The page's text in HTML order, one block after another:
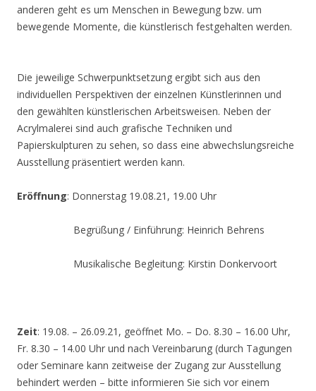
anderen geht es um Menschen in Bewegung bzw. um
bewegende Momente, die künstlerisch festgehalten werden.
Die jeweilige Schwerpunktsetzung ergibt sich aus den
individuellen Perspektiven der einzelnen Künstlerinnen und
den gewählten künstlerischen Arbeitsweisen. Neben der
Acrylmalerei sind auch grafische Techniken und
Papierskulpturen zu sehen, so dass eine abwechslungsreiche
Ausstellung präsentiert werden kann.
Eröffnung: Donnerstag 19.08.21, 19.00 Uhr
Begrüßung / Einführung: Heinrich Behrens
Musikalische Begleitung: Kirstin Donkervoort
Zeit: 19.08. – 26.09.21, geöffnet Mo. – Do. 8.30 – 16.00 Uhr,
Fr. 8.30 – 14.00 Uhr und nach Vereinbarung (durch Tagungen
oder Seminare kann zeitweise der Zugang zur Ausstellung
behindert werden – bitte informieren Sie sich vor einem